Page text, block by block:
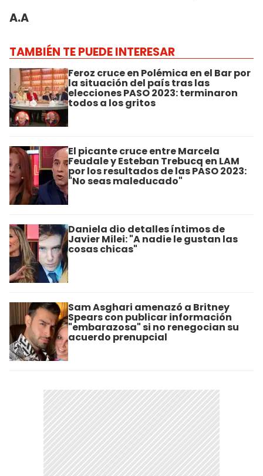
A.A
TAMBIÉN TE PUEDE INTERESAR
Feroz cruce en Polémica en el Bar por
la situación del país tras las
elecciones PASO 2023: terminaron
todos a los gritos
El picante cruce entre Marcela
Feudale y Esteban Trebucq en LAM
por los resultados de las PASO 2023:
"No seas maleducado"
Daniela dio detalles íntimos de
Javier Milei: "A nadie le gustan las
cosas chicas"
Sam Asghari amenazó a Britney
Spears con publicar información
"embarazosa" si no renegocian su
acuerdo prenupcial